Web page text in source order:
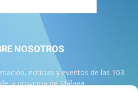
NOSOTROS
noticias y eventos de las 103
la provincia de Málaga.